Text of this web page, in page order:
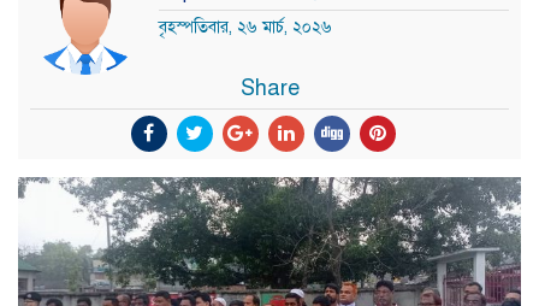
বৃহস্পতিবার, ২৬ মার্চ, ২০২৬
Share